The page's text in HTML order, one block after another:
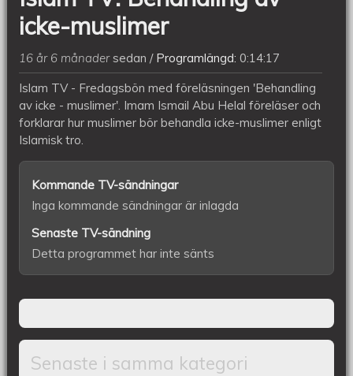
icke-muslimer
16 år 6 månadersedan Programlängd: 0:14:17
Islam TV - Fredagsbön med föreläsningen 'Behandling
av icke - muslimer'. Imam Ismail Abu Helal föreläser och
forklarar hur muslimer bör behandla icke-muslimer enligt
Islamisk tro.
Kommande TV-sändningar
Inga kommande sändningar är inlagda
Senaste TV-sändning
Detta programmet har inte sänts
Senaste i samma kategori